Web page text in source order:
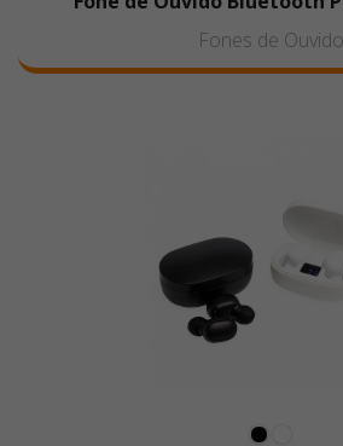
Fones de Ouvido